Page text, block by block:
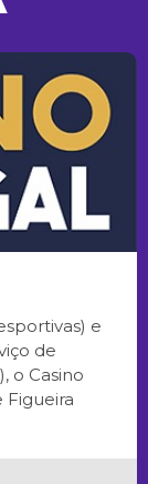
e
de
o Casino
Figueira